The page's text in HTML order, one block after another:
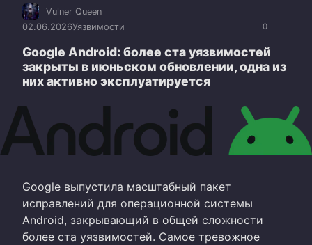
0
Vulner Queen
02.06.2026Уязвимости
Google Android: более ста уязвимостей
закрыты в июньском обновлении, одна из
них активно эксплуатируется
Google выпустила масштабный пакет
исправлений для операционной системы
Android, закрывающий в общей сложности
более ста уязвимостей. Самое тревожное